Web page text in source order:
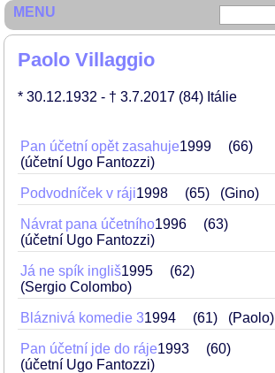
Paolo Villaggio
* 30.12.1932 - † 3.7.2017 (84) Itálie
Pan účetní opět zasahuje1999
66
(účetní Ugo Fantozzi)
Podvodníček v ráji1998 65 (Gino)
Návrat pana účetního1996
63
(účetní Ugo Fantozzi)
Já ne spík ingliš1995
62
(Sergio Colombo)
Bláznivá komedie 31994 61 (Paolo)
Pan účetní jde do ráje1993
60
(účetní Ugo Fantozzi)
MENU